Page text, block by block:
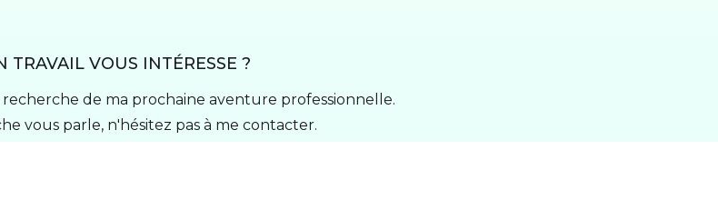
TRAVAIL VOUS INTÉRESSE ?
de ma prochaine aventure professionnelle.
vous parle, n'hésitez pas à me contacter.